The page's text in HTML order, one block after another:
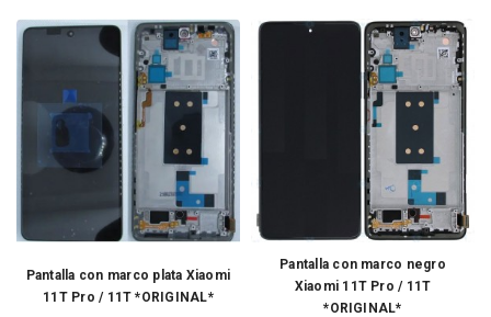
Pantalla con marco plata Xiaomi
11T Pro / 11T *ORIGINAL*
Pantalla con marco negro
Xiaomi 11T Pro / 11T
*ORIGINAL*